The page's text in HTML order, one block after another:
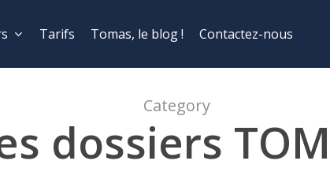
Tarifs Tomas, le blog ! Contactez-nous
Category
dossiers